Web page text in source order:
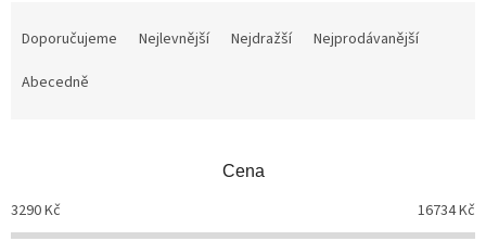
o
d
Doporučujeme Nejlevnější Nejdražší
Nejprodávanější
Abecedně
Cena
3290Kč 16734Kč